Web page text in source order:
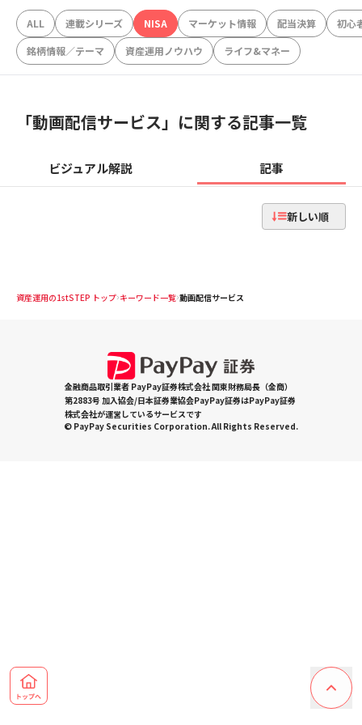
ALL 連載シリーズ NISA マーケット情報 配当決算
初心
銘柄情報／テーマ
資産運用ノウハウ ライフ&マネー
「動画配信サービス」に関する記事一覧
ビジュアル解説 記事
新しい順
資産運用の1stSTEP トップ キーワード一覧 動画配信サービス
金融商品取引業者 PayPay証券株式会社 関東財務局長（金商）
第2883号 加入協会/日本証券業協会PayPay証券はPayPay証券
株式会社が運営しているサービスです
© PayPay Securities Corporation. All Rights Reserved.